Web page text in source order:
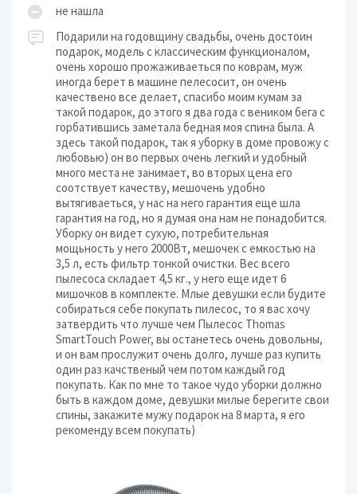
не нашла
Подарили на годовщину свадьбы, очень достоин
подарок, модель с классическим функционалом,
очень хорошо прожаживаеться по коврам, муж
иногда берет в машине пелесосит, он очень
качествено все делает, спасибо моим кумам за
такой подарок, до этого я два года с веником бега с
горбатившись заметала бедная моя спина была. А
здесь такой подарок, так я уборку в доме провожу с
любовью) он во первых очень легкий и удобный
много места не занимает, во вторых цена его
соотствует качеству, мешочень удобно
вытягиваеться, у нас на него гарантия еще шла
гарантия на год, но я думая она нам не понадобится.
Уборку он видет сухую, потребительная
мощьность у него 2000Вт, мешочек с емкостью на
3,5 л, есть фильтр тонкой очистки. Вес всего
пылесоса складает 4,5 кг., у него еще идет 6
мишочков в комплекте. Млые девушки если будите
собираться себе покупать пилесос, то я вас хочу
затвердить что лучше чем Пылесос Thomas
SmartTouch Power, вы останетесь очень довольны,
и он вам прослужит очень долго, лучше раз купить
один раз качственый чем потом каждый год
покупать. Как по мне то такое чудо уборки должно
быть в каждом доме, девушки милые берегите свои
спины, закажите мужу подарок на 8 марта, я его
рекоменду всем покупать)